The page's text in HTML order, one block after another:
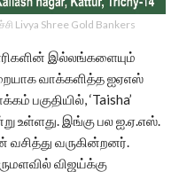
Livya Shree Gold Bankers
இல்லங்களையும்
வாக்களித்த ஐஏஎஸ்
பகுதியில், ‘Taisha’
உள்ளது. இங்கு பல ஐ.ஏ.எஸ்.
வசித்து வருகின்றனர்.
விஜய்க்கு